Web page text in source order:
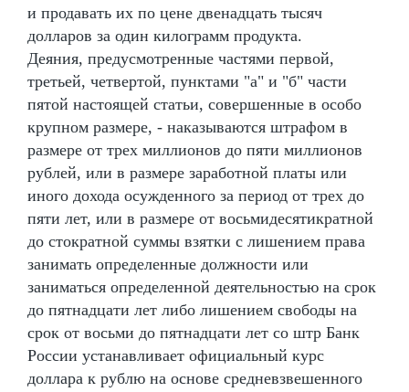
и продавать их по цене двенадцать тысяч
долларов за один килограмм продукта.
Деяния, предусмотренные частями первой,
третьей, четвертой, пунктами "а" и "б" части
пятой настоящей статьи, совершенные в особо
крупном размере, - наказываются штрафом в
размере от трех миллионов до пяти миллионов
рублей, или в размере заработной платы или
иного дохода осужденного за период от трех до
пяти лет, или в размере от восьмидесятикратной
до стократной суммы взятки с лишением права
занимать определенные должности или
заниматься определенной деятельностью на срок
до пятнадцати лет либо лишением свободы на
срок от восьми до пятнадцати лет со штр Банк
России устанавливает официальный курс
доллара к рублю на основе средневзвешенного